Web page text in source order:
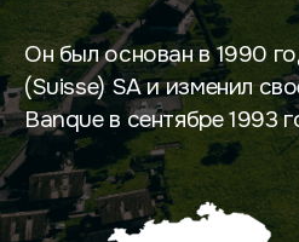
Он был основан в 1990
(Suisse) SA и изменил
Banque в сентябре 1993